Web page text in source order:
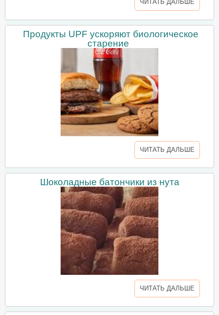
ЧИТАТЬ ДАЛЬШЕ
Продукты UPF ускоряют биологическое
старение
ЧИТАТЬ ДАЛЬШЕ
Шоколадные батончики из нута
ЧИТАТЬ ДАЛЬШЕ